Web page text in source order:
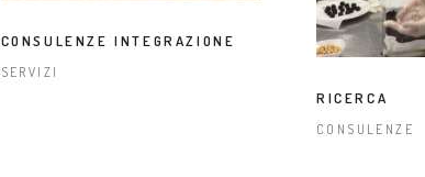
CONSULENZE INTEGRAZIONE
SERVIZI
RICERCA
CONSULENZE